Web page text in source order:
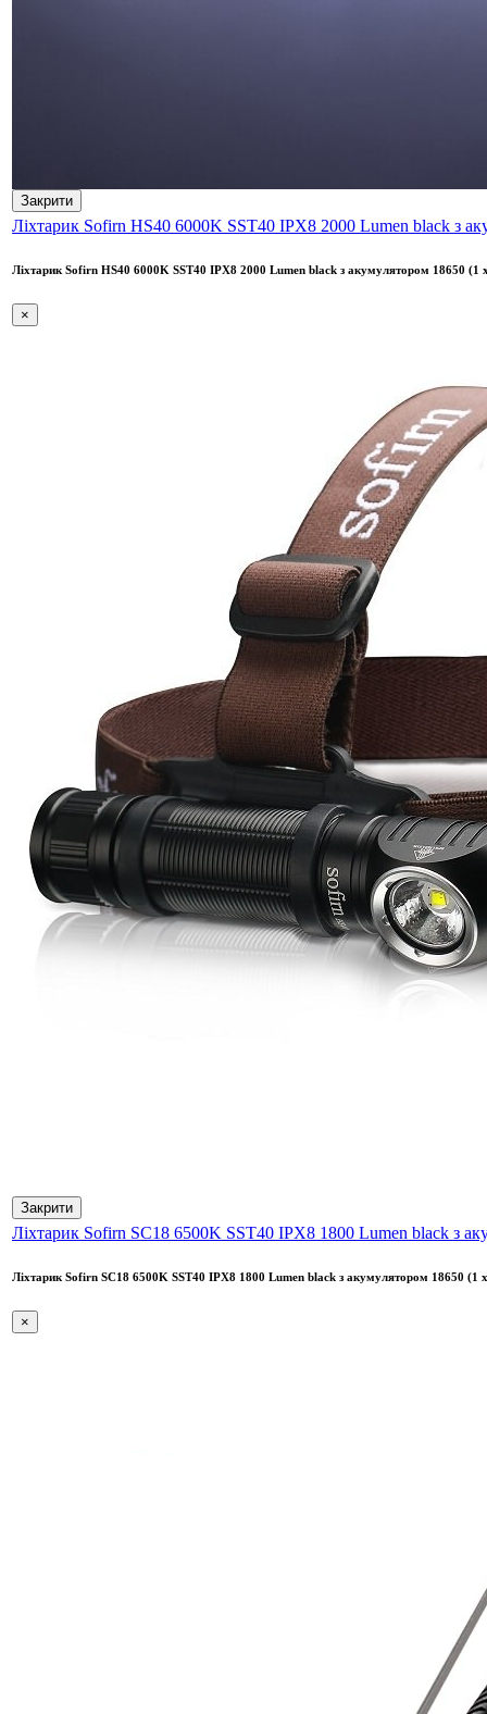
Закрити
Ліхтарик Sofirn HS40 6000K SST40 IPX8 2000 Lumen black з
Ліхтарик Sofirn HS40 6000K SST40 IPX8 2000 Lumen black з акумулятором 18650 (1
×
Закрити
Ліхтарик Sofirn SC18 6500K SST40 IPX8 1800 Lumen black з
Ліхтарик Sofirn SC18 6500K SST40 IPX8 1800 Lumen black з акумулятором 18650 (1
×